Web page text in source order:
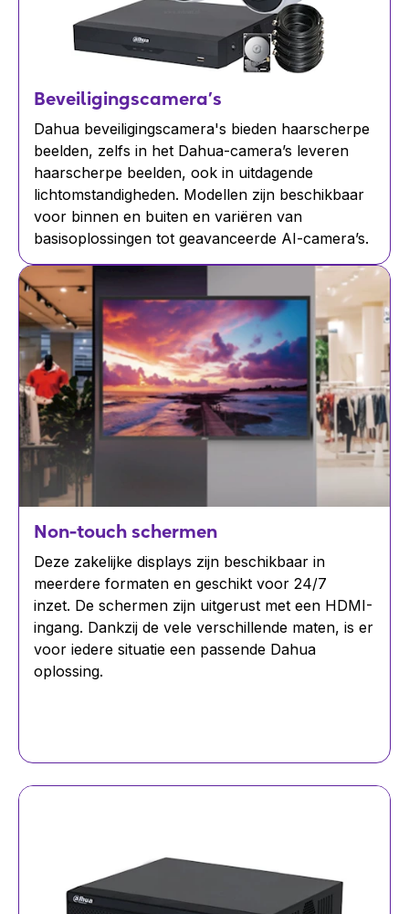
Beveiligingscamera’s
Dahua beveiligingscamera's bieden haarscherpe
beelden, zelfs in het Dahua-camera’s leveren
haarscherpe beelden, ook in uitdagende
lichtomstandigheden. Modellen zijn beschikbaar
voor binnen en buiten en variëren van
basisoplossingen tot geavanceerde AI-camera’s.
Non-touch schermen
Deze zakelijke displays zijn beschikbaar in
meerdere formaten en geschikt voor 24/7
inzet. De schermen zijn uitgerust met een HDMI-
ingang. Dankzij de vele verschillende maten, is er
voor iedere situatie een passende Dahua
oplossing.